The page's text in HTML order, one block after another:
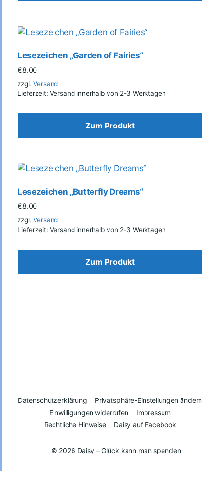
Lesezeichen „Garden of Fairies“
€8.00
zzgl.Versand
Lieferzeit: Versand innerhalb von 2-3 Werktagen
Zum Produkt
Lesezeichen „Butterfly Dreams“
€8.00
zzgl.Versand
Lieferzeit: Versand innerhalb von 2-3 Werktagen
Zum Produkt
© 2026 Daisy – Glück kann man spenden
Datenschutzerklärung
Privatsphäre-Einstellungen ändern
Einwilligungen widerrufen
Impressum
Rechtliche Hinweise
Daisy auf Facebook